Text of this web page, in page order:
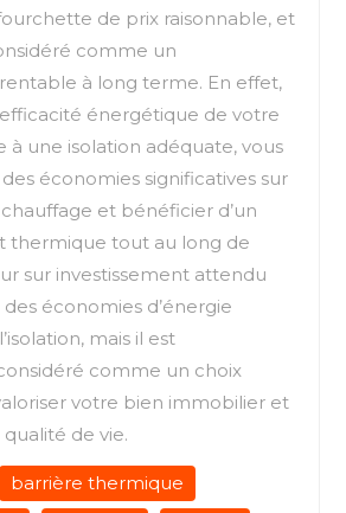
de prix raisonnable, et
comme un
à long terme. En effet,
énergétique de votre
à une isolation adéquate, vous
économies significatives sur
et bénéficier d’un
thermique tout au long de
sur investissement attendu
économies d’énergie
mais il est
comme un choix
votre bien immobilier et
de vie.
barrière thermique